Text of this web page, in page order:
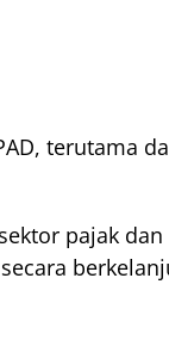
terutama
pajak